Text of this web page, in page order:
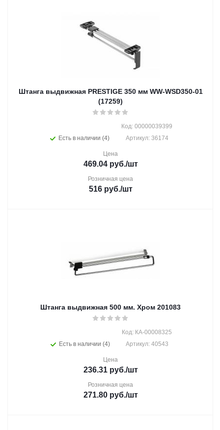
Штанга выдвижная PRESTIGE 350 мм WW-WSD350-01
(17259)
Есть в наличии (4)
Код: 00000039399
Артикул: 36174
Цена
469.04руб./шт
Розничная цена
516руб./шт
Штанга выдвижная 500 мм. Хром 201083
Есть в наличии (4)
Код: КА-00008325
Артикул: 40543
Цена
236.31руб./шт
Розничная цена
271.80руб./шт